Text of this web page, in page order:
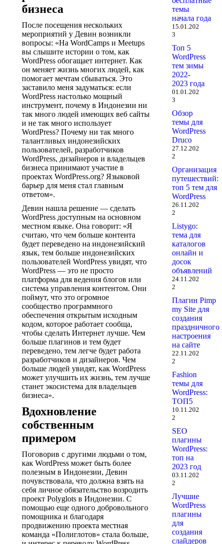
бизнеса
После посещения нескольких
мероприятий у Девин возникли
вопросы: «На WordCamps и Meetups
вы слышите истории о том, как
WordPress обогащает интернет. Как
он меняет жизнь многих людей, как
помогает мечтам сбываться. Это
заставило меня задуматься: если
WordPress настолько мощный
инструмент, почему в Индонезии ни
так много людей имеющих веб сайты
и не так много использует
WordPress? Почему ни так много
талантливых индонезийских
пользователей, разработчиков
WordPress, дизайнеров и владельцев
бизнеса принимают участие в
проектах WordPress.org? Языковой
барьер для меня стал главным
ответом».
Девин нашла решение — сделать
WordPress доступным на основном
местном языке. Она говорит: «Я
считаю, что чем больше контента
будет переведено на индонезийский
язык, тем больше индонезийских
пользователей WordPress увидят, что
WordPress — это не просто
платформа для ведения блогов или
система управления контентом. Они
поймут, что это огромное
сообщество программного
обеспечения открытым исходным
кодом, которое работает сообща,
чтобы сделать Интернет лучше. Чем
больше плагинов и тем будет
переведено, тем легче будет работа
разработчиков и дизайнеров. Чем
больше людей увидят, как WordPress
может улучшить их жизнь, тем лучше
станет экосистема для владельцев
бизнеса».
Вдохновление
собственным
примером
Поговорив с другими людьми о том,
как WordPress может быть более
полезным в Индонезии, Девин
почувствовала, что должна взять на
себя личное обязательство возродить
проект Polyglots в Индонезии. С
помощью еще одного добровольного
помощника и благодаря
продвижению проекта местная
команда «Полиглотов» стала больше,
темы
начала года
15.01.202
3
Топ 5
WordPress
тем зимы
2022-
2023 года
01.01.202
3
Обзор
темы для
WordPress
Druco
27.12.202
2
Организация
путешествий:
топ 5 тем для
WordPress
26.11.202
2
Listygo:
тема для
каталогов
онлайн и
досок
объявлений
24.11.202
2
Плагин Pimp
my Site для
создания
праздничного
настроения
на сайте
22.11.202
2
Fashion
темы для
WordPress:
ТОП5
10.11.202
2
SEO
плагины
WordPress:
топ на
2023 год
03.11.202
2
Лучшие
WordPress
плагины
для
создания
слайдеров